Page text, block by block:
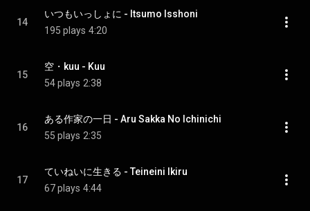
14
いつもいっしょに - Itsumo Isshoni
195 plays 4:20
15
空・kuu - Kuu
54 plays 2:38
16
ある作家の一日 - Aru Sakka No Ichinichi
55 plays 2:35
17
ていねいに生きる - Teineini Ikiru
67 plays 4:44